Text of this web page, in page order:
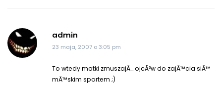
admin
23 maja, 2007 o 3:05 pm
To wtedy matki zmuszajÄ… ojcÃ³w do zajÄ™cia siÄ™
mÄ™skim sportem ;)